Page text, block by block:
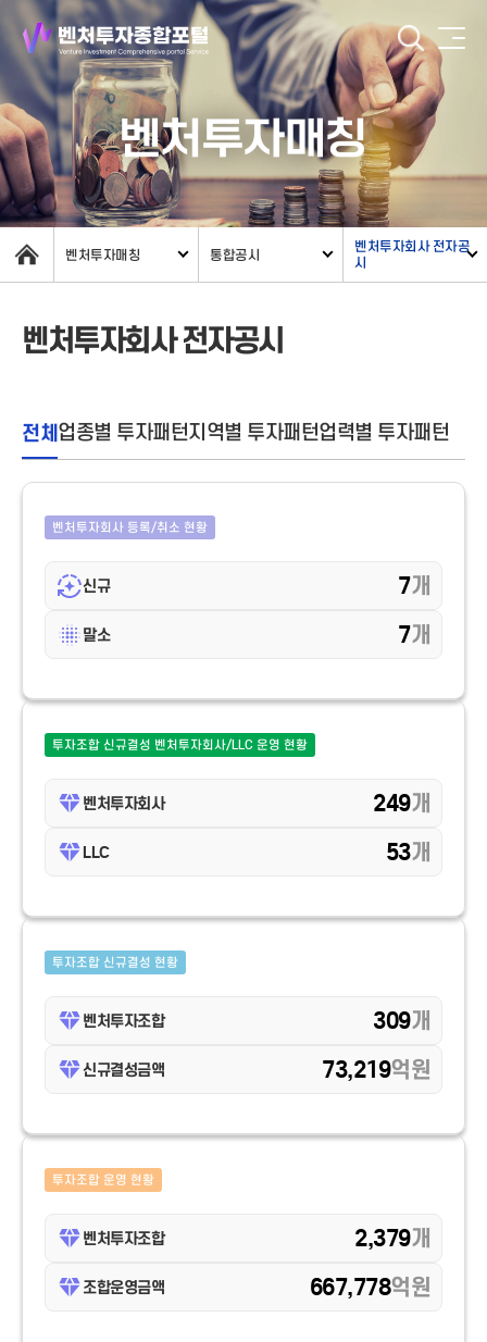
벤처투자매칭
벤처투자매칭 통합공시
벤처투자회사 전자공
시
벤처투자회사 전자공시
전체업종별 투자패턴지역별 투자패턴업력별 투자패턴
벤처투자회사 등록/취소 현황
신규 7개
말소 7개
투자조합 신규결성 벤처투자회사/LLC 운영 현황
벤처투자회사 249개
LLC 53개
투자조합 신규결성 현황
벤처투자조합 309개
신규결성금액 73,219억원
투자조합 운영 현황
벤처투자조합 2,379개
조합운영금액 667,778억원